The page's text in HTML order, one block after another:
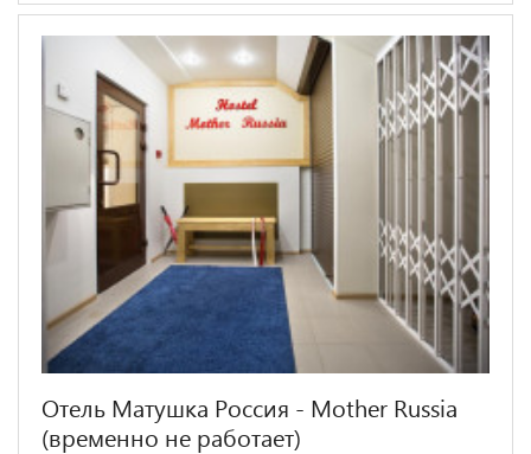
Отель Матушка Россия - Mother Russia
(временно не работает)